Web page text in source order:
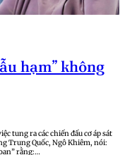
hạm” không
tung ra các chiến đấu cơ áp sát
Trung Quốc, Ngô Khiêm, nói:
rằng:…